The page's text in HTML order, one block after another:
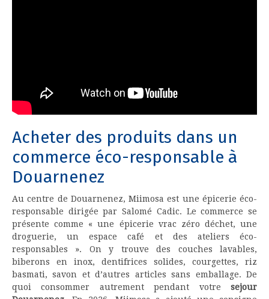
Acheter des produits dans un
commerce éco-responsable à
Douarnenez
Au centre de Douarnenez, Miimosa est une épicerie éco-
responsable dirigée par Salomé Cadic. Le commerce se
présente comme « une épicerie vrac zéro déchet, une
droguerie, un espace café et des ateliers éco-
responsables ». On y trouve des couches lavables,
biberons en inox, dentifrices solides, courgettes, riz
basmati, savon et d’autres articles sans emballage. De
quoi consommer autrement pendant votre sejour